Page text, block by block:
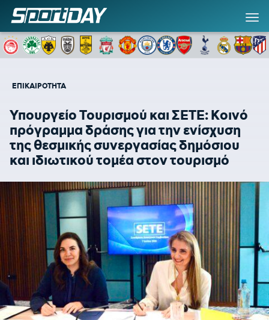
ΕΠΙΚΑΙΡΟΤΗΤΑ
Υπουργείο Τουρισμού και ΣΕΤΕ: Κοινό
πρόγραμμα δράσης για την ενίσχυση
της θεσμικής συνεργασίας δημόσιου
και ιδιωτικού τομέα στον τουρισμό